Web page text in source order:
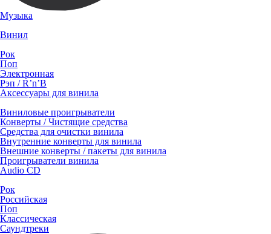
Музыка
Винил
Рок
Поп
Электронная
Рэп / R’n’B
Аксессуары для винила
Виниловые проигрыватели
Конверты / Чистящие средства
Средства для очистки винила
Внутренние конверты для винила
Внешние конверты / пакеты для винила
Проигрыватели винила
Audio CD
Рок
Российская
Поп
Классическая
Саундтреки